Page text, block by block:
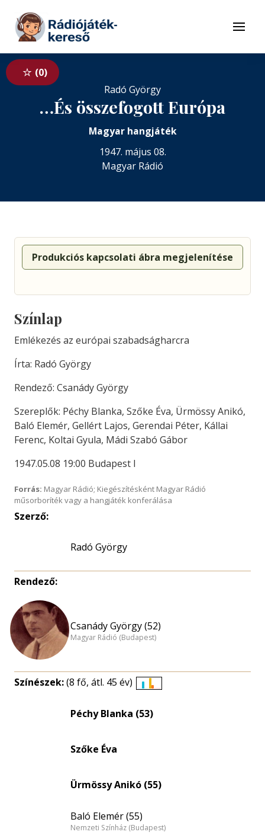
Tovább a tartalomhoz
Menü
0
Radó György
…És összefogott Európa
Magyar hangjáték
1947. május 08.
Magyar Rádió
Produkciós kapcsolati ábra megjelenítése
Színlap
Emlékezés az európai szabadságharcra
Írta: Radó György
Rendező: Csanády György
Szereplők: Péchy Blanka, Szőke Éva, Ürmössy Anikó,
Baló Elemér, Gellért Lajos, Gerendai Péter, Kállai
Ferenc, Koltai Gyula, Mádi Szabó Gábor
1947.05.08 19:00 Budapest I
Forrás: Magyar Rádió; Kiegészítésként Magyar Rádió
műsorboríték vagy a hangjáték konferálása
Szerző:
Radó György
Rendező:
Csanády György (52)
Magyar Rádió (Budapest)
Színészek:(8 fő, átl. 45 év)
eloszlás
Péchy Blanka (53)
Szőke Éva
Ürmössy Anikó (55)
Baló Elemér (55)
Nemzeti Színház (Budapest)